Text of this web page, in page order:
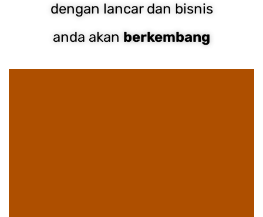
dengan lancar dan bisnis
anda akan berkembang